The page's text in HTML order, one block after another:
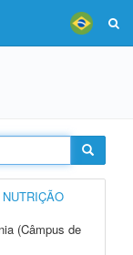
(Câmpus de